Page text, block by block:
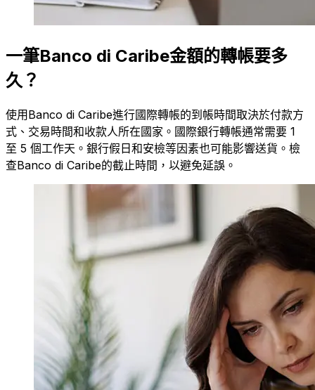
一筆Banco di Caribe金額的轉帳要多
久？
使用Banco di Caribe進行國際轉帳的到帳時間取決於付款方
式、交易時間和收款人所在國家。國際銀行轉帳通常需要 1
至 5 個工作天。銀行假日和安檢等因素也可能影響送貨。檢
查Banco di Caribe的截止時間，以避免延誤。